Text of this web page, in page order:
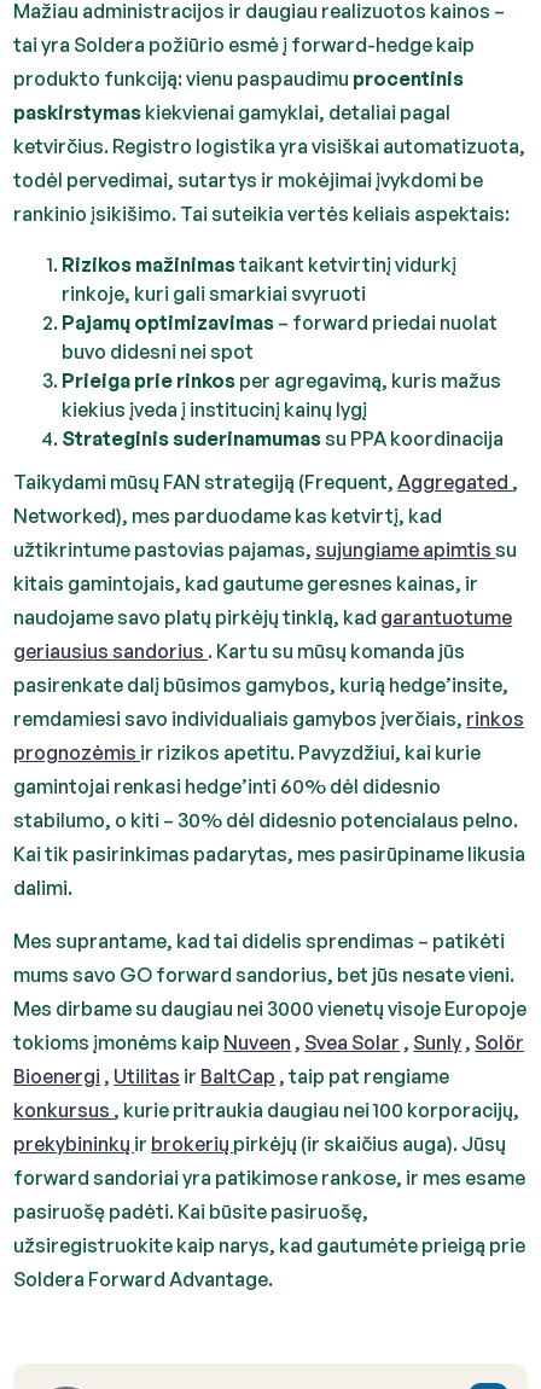
Mažiau administracijos ir daugiau realizuotos kainos –
tai yra Soldera požiūrio esmė į forward-hedge kaip
produkto funkciją: vienu paspaudimu procentinis
paskirstymas kiekvienai gamyklai, detaliai pagal
ketvirčius. Registro logistika yra visiškai automatizuota,
todėl pervedimai, sutartys ir mokėjimai įvykdomi be
rankinio įsikišimo. Tai suteikia vertės keliais aspektais:
Rizikos mažinimastaikant ketvirtinį vidurkį
rinkoje, kuri gali smarkiai svyruoti
Pajamų optimizavimas – forward priedai nuolat
buvo didesni nei spot
Prieiga prie rinkos per agregavimą, kuris mažus
kiekius įveda į institucinį kainų lygį
Strateginis suderinamumassu PPA koordinacija
Taikydami mūsų FAN strategiją (Frequent,Aggregated ,
Networked), mes parduodame kas ketvirtį, kad
užtikrintume pastovias pajamas,sujungiame apimtissu
kitais gamintojais, kad gautume geresnes kainas, ir
naudojame savo platų pirkėjų tinklą, kad garantuotume
geriausius sandorius . Kartu su mūsų komanda jūs
pasirenkate dalį būsimos gamybos, kurią hedge’insite,
remdamiesi savo individualiais gamybos įverčiais, rinkos
prognozėmis ir rizikos apetitu. Pavyzdžiui, kai kurie
gamintojai renkasi hedge’inti 60% dėl didesnio
stabilumo, o kiti – 30% dėl didesnio potencialaus pelno.
Kai tik pasirinkimas padarytas, mes pasirūpiname likusia
dalimi.
Mes suprantame, kad tai didelis sprendimas – patikėti
mums savo GO forward sandorius, bet jūs nesate vieni.
Mes dirbame su daugiau nei 3000 vienetų visoje Europoje
tokioms įmonėms kaip Nuveen , Svea Solar , Sunly , Solör
Bioenergi , Utilitas ir BaltCap , taip pat rengiame
konkursus , kurie pritraukia daugiau nei 100 korporacijų,
prekybininkų ir brokerių pirkėjų (ir skaičius auga). Jūsų
forward sandoriai yra patikimose rankose, ir mes esame
pasiruošę padėti. Kai būsite pasiruošę,
užsiregistruokite kaip narys, kad gautumėte prieigą prie
Soldera Forward Advantage.